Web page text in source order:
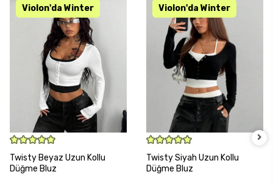
Twisty Beyaz Uzun Kollu
Düğme Bluz
Twisty Siyah Uzun Kollu
Düğme Bluz